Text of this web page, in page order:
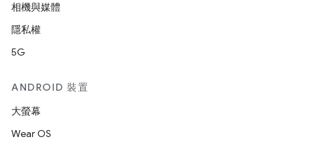
相機與媒體
隱私權
5G
ANDROID 裝置
大螢幕
Wear OS